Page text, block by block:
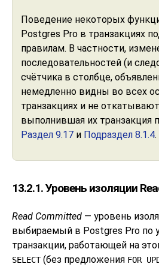
Поведение некоторых
Postgres Pro в транзакциях
правилам. В частности,
последовательностей (и
счётчика в столбце,
немедленно видны во всех
транзакциях и не
выполнившая их транзакция
Раздел 9.17 и Подраздел 8.1.4.
13.2.1. Уровень изоляции
Read Committed — уровень
выбираемый в Postgres Pro по
транзакции, работающей на
SELECT(без предложения FOR